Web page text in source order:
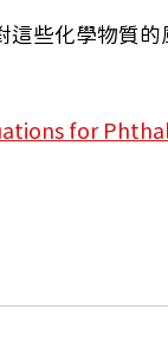
些化學物質
for